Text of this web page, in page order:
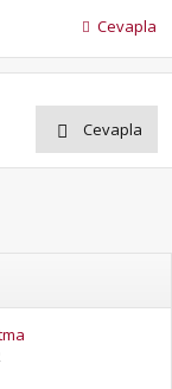
Cevapla
Cevapla